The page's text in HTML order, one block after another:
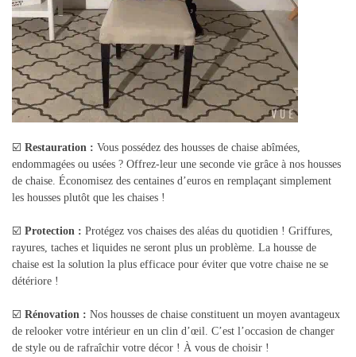
☑️ Restauration : Vous possédez des housses de chaise abîmées,
endommagées ou usées ? Offrez-leur une seconde vie grâce à nos housses
de chaise. Économisez des centaines d’euros en remplaçant simplement
les housses plutôt que les chaises !
☑️ Protection : Protégez vos chaises des aléas du quotidien ! Griffures,
rayures, taches et liquides ne seront plus un problème. La housse de
chaise est la solution la plus efficace pour éviter que votre chaise ne se
détériore !
☑️ Rénovation : Nos housses de chaise constituent un moyen avantageux
de relooker votre intérieur en un clin d’œil. C’est l’occasion de changer
de style ou de rafraîchir votre décor ! À vous de choisir !